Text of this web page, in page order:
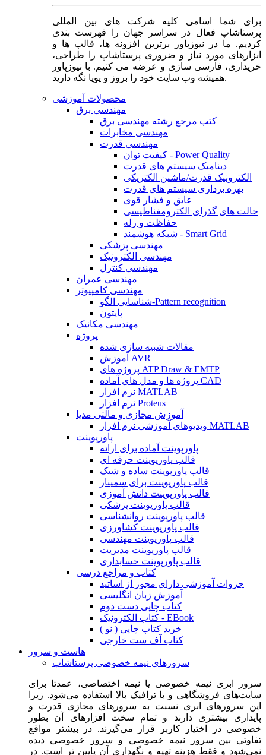
برای شما اسامی کلیه شرکت های بین المللی
پرستاشاپ فعال در سراسر جهان را فهرست بندی
کردیم. ما در نیوزپاور برترین افزونه ها، قالب ها و
ابزارهای مورد نیاز و ضروری پرستاشاپ را طراحی،
خریداری، فارسی سازی و عرضه می کنیم. با نیوزپاور
همیشه وب سایت خود را بروز و پویا نگه دارید.
محصولات آموزشی
مهندسی برق
کتب مرجع رشته مهندسی برق
مهندسی مخابرات
مهندسی قدرت
کیفیت توان - Power Quality
دینامیک سیستم های قدرت
الکترونیک قدرت/ماشین الکتریکی
بهره برداری سیستم های قدرت
عایق و فشار قوی
حالت های گذرای الکترومغناطیسی
حفاظت و رله
شبکه هوشمند - Smart Grid
مهندسی پزشکی
مهندسی الکترونیک
مهندسی کنترل
مهندسی عمران
مهندسی کامپیوتر
شناسایی الگو-Pattern recognition
پایتون
مهندسی مکانیک
پروژه
مقالات شبیه سازی شده
آموزش AVR
پروژه های ATP Draw & EMTP
پروژه ها و مدل های آماده CAD
نرم افزار MATLAB
نرم افزار Proteus
آموزش مجازی و مالتی مدیا
ویدیوهای آموزشی نرم افزار MATLAB
پاورپوینت
پاورپوینت آماده برای ارائه
قالب پاورپوینت حرفه ای
قالب پاورپوینت ساده و شیک
قالب پاورپوینت برای سمینار
قالب پاورپوینت دانش آموزی
قالب پاورپوینت پزشکی
قالب پاورپوینت روانشناسی
قالب پاورپوینت کشاورزی
قالب پاورپوینت مهندسی
قالب پاورپوینت مدیریت
قالب پاورپوینت حسابداری
کتاب و مراجع درسی
جزوات آموزشی دارای مجوز از اساتید
آموزش زبان انگلیسی
کتاب چاپی دست دوم
کتاب الکترونیک - EBook
خرید کتاب چاپی ( نو )
کتاب آف ست خارجی
هاست و سرور
سرورهای نیمه خصوصی پرستاشاپ
سرور ابری نیمه خصوصی یا نیمه اختصاصی، عمدتا برای
سایت‌های فروشگاهی و با ترافیک بالا استفاده می‌شود. زیرا
این سرورهای ابری نسبت به سرورهای مجازی قدرت و
پایداری بیشتری دارند و تمام سخت افزارهای آن بطور
خصوصی در اختیار کاربر قرار می‌گیرند. در بیشتر مواقع
تفاوتی بین سرور نیمه خصوصی و سرور خصوصی دیده
نمی‌شود و فقط هزینه تهیه و نگهداری آن پایین تر است. در